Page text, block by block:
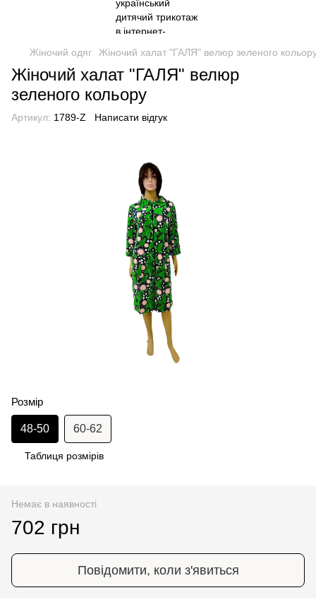
Жіночий одяг Жіночий халат "ГАЛЯ" велюр зеленого
Жіночий халат "ГАЛЯ" велюр
зеленого кольору
Артикул: 1789-Z Написати відгук
Розмір
48-50 60-62
Таблиця розмірів
Немає в наявності
702 грн
Повідомити, коли з'явиться